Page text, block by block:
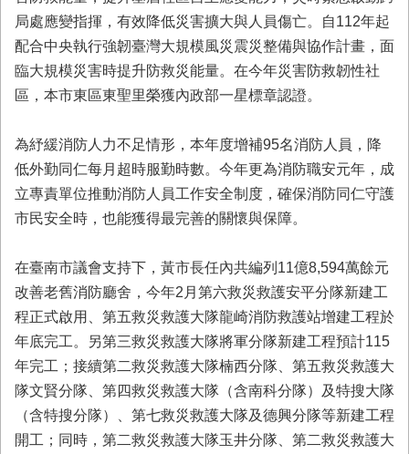
News
臉
書
專
關
位
置
圖
權
及
安
全
政
策
站
資
局處應變指揮，有效降低災害擴大與人員傷亡。自112年起
配合中央執行強韌臺灣大規模風災震災整備與協作計畫，面
臨大規模災害時提升防救災能量。在今年災害防救韌性社
區，本市東區東聖里榮獲內政部一星標章認證。
為紓緩消防人力不足情形，本年度增補95名消防人員，降
低外勤同仁每月超時服勤時數。今年更為消防職安元年，成
立專責單位推動消防人員工作安全制度，確保消防同仁守護
市民安全時，也能獲得最完善的關懷與保障。
在臺南市議會支持下，黃市長任內共編列11億8,594萬餘元
改善老舊消防廳舍，今年2月第六救災救護安平分隊新建工
程正式啟用、第五救災救護大隊龍崎消防救護站增建工程於
年底完工。另第三救災救護大隊將軍分隊新建工程預計115
年完工；接續第二救災救護大隊楠西分隊、第五救災救護大
隊文賢分隊、第四救災救護大隊（含南科分隊）及特搜大隊
（含特搜分隊）、第七救災救護大隊及德興分隊等新建工程
開工；同時，第二救災救護大隊玉井分隊、第二救災救護大